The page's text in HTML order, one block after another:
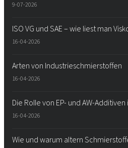
9-07-2026
ISO VG und SAE – wie liest man
16-04-2026
Arten von Industrieschmierstoffen
16-04-2026
Die Rolle von EP- und AW-
16-04-2026
Wie und warum altern